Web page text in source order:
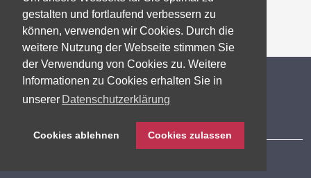
gestalten und fortlaufend verbessern zu
können, verwenden wir Cookies. Durch die
weitere Nutzung der Webseite stimmen Sie
der Verwendung von Cookies zu. Weitere
Informationen zu Cookies erhalten Sie in
unserer Datenschutzerklärung
Cookies ablehnen Cookies zulassen
© 2026 gb consite GmbH
Impressum
Datenschutzerklärung